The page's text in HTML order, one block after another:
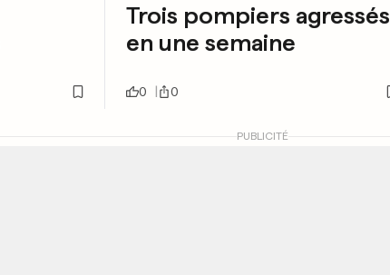
Trois pompiers agressés
en une semaine
0 0
PUBLICITÉ